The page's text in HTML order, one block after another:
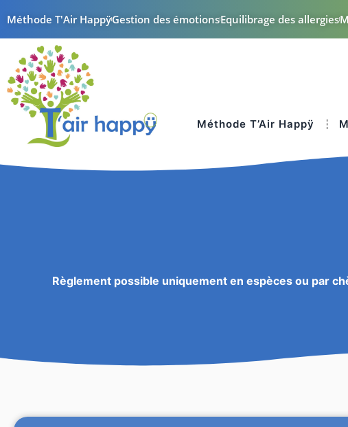
Méthode T'Air HappÿGestion des émotionsEquilibrage des allergies
Méthode T’Air Happÿ
Règlement possible uniquement en espèces ou par